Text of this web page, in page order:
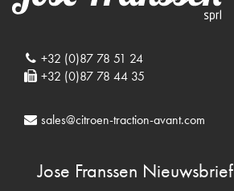
+32 (0)87 78 51 24
+32 (0)87 78 44 35
sales@citroen-traction-avant.com
Jose Franssen Nieuwsbrief